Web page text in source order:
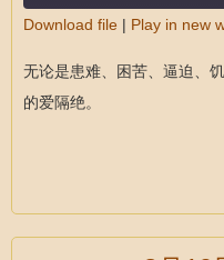
RSS FEED
LINK
Download file | Play in new
无论是患难、困苦、逼迫、
的爱隔绝。